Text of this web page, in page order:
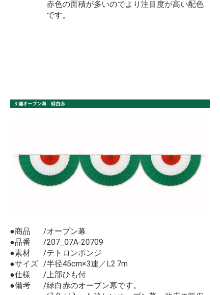
赤色の面積が多いのでより注目度が高い配色
です。
●商品
オープン幕
●品番
207_07A-20709
●素材
テトロンポンジ
●サイズ
半径45cm×3連／L2.7m
●仕様
上部ひも付
●備考
緑白赤のオープン幕です。